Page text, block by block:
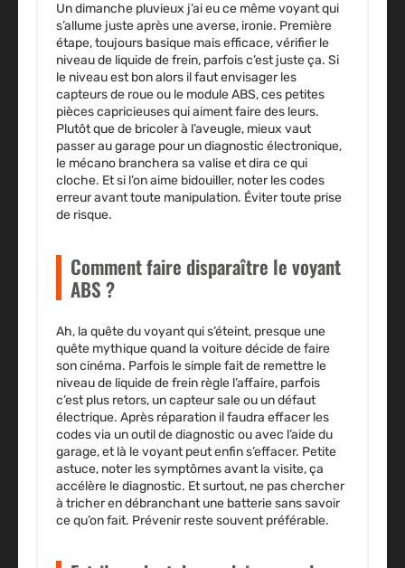
Un dimanche pluvieux j’ai eu ce même voyant qui
s’allume juste après une averse, ironie. Première
étape, toujours basique mais efficace, vérifier le
niveau de liquide de frein, parfois c’est juste ça. Si
le niveau est bon alors il faut envisager les
capteurs de roue ou le module ABS, ces petites
pièces capricieuses qui aiment faire des leurs.
Plutôt que de bricoler à l’aveugle, mieux vaut
passer au garage pour un diagnostic électronique,
le mécano branchera sa valise et dira ce qui
cloche. Et si l’on aime bidouiller, noter les codes
erreur avant toute manipulation. Éviter toute prise
de risque.
Comment faire disparaître le voyant
ABS ?
Ah, la quête du voyant qui s’éteint, presque une
quête mythique quand la voiture décide de faire
son cinéma. Parfois le simple fait de remettre le
niveau de liquide de frein règle l’affaire, parfois
c’est plus retors, un capteur sale ou un défaut
électrique. Après réparation il faudra effacer les
codes via un outil de diagnostic ou avec l’aide du
garage, et là le voyant peut enfin s’effacer. Petite
astuce, noter les symptômes avant la visite, ça
accélère le diagnostic. Et surtout, ne pas chercher
à tricher en débranchant une batterie sans savoir
ce qu’on fait. Prévenir reste souvent préférable.